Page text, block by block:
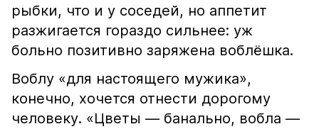
рыбки, что и у соседей, но аппетит
разжигается гораздо сильнее: уж
больно позитивно заряжена воблёшка.
Воблу «для настоящего мужика»,
конечно, хочется отнести дорогому
человеку. «Цветы — банально, вобла —